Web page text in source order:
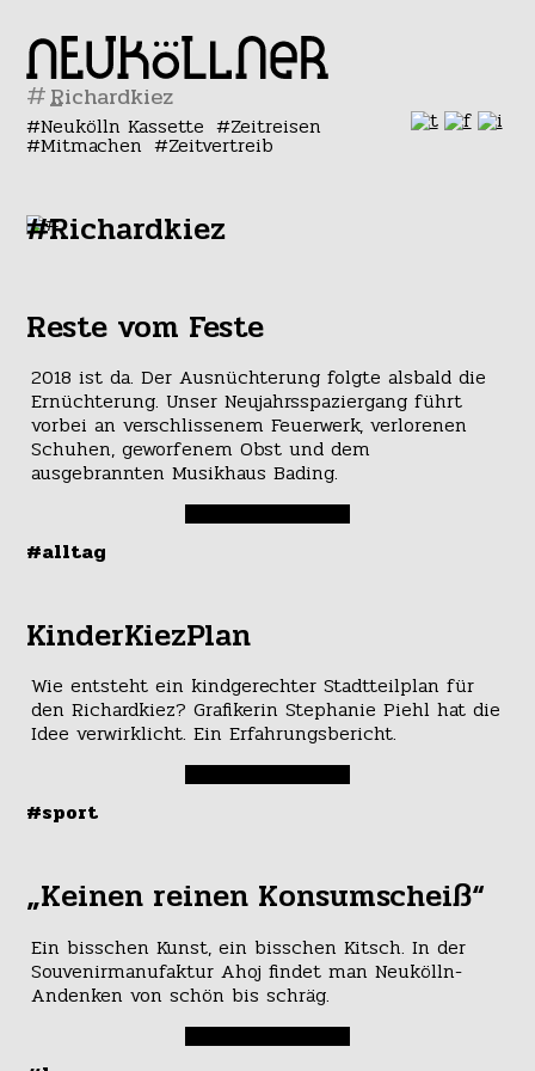
#
Neukölln Kassette Zeitreisen
Mitmachen Zeitvertreib
#Richardkiez
Reste vom Feste
2018 ist da. Der Ausnüchterung folgte alsbald die
Ernüchterung. Unser Neujahrsspaziergang führt
vorbei an verschlissenem Feuerwerk, verlorenen
Schuhen, geworfenem Obst und dem
ausgebrannten Musikhaus Bading.
#alltag
KinderKiezPlan
Wie entsteht ein kindgerechter Stadtteilplan für
den Richardkiez? Grafikerin Stephanie Piehl hat die
Idee verwirklicht. Ein Erfahrungsbericht.
#sport
„Keinen reinen Konsumscheiß“
Ein bisschen Kunst, ein bisschen Kitsch. In der
Souvenirmanufaktur Ahoj findet man Neukölln-
Andenken von schön bis schräg.